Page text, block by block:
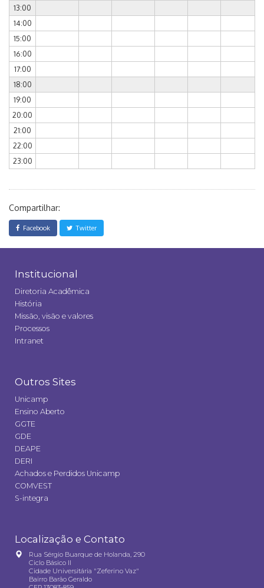
13:00
14:00
15:00
16:00
17:00
18:00
19:00
20:00
21:00
22:00
23:00
Compartilhar:
Facebook Twitter
Institucional
Diretoria Acadêmica
História
Missão, visão e valores
Processos
Intranet
Outros Sites
Unicamp
Ensino Aberto
GGTE
GDE
DEAPE
DERI
Achados e Perdidos Unicamp
COMVEST
S-integra
Localização e Contato
Rua Sérgio Buarque de Holanda, 290
Ciclo Básico II
Cidade Universitária "Zeferino Vaz"
Bairro Barão Geraldo